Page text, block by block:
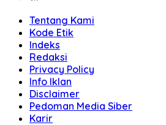
Tentang Kami
Kode Etik
Indeks
Redaksi
Privacy Policy
Info Iklan
Disclaimer
Pedoman Media Siber
Karir